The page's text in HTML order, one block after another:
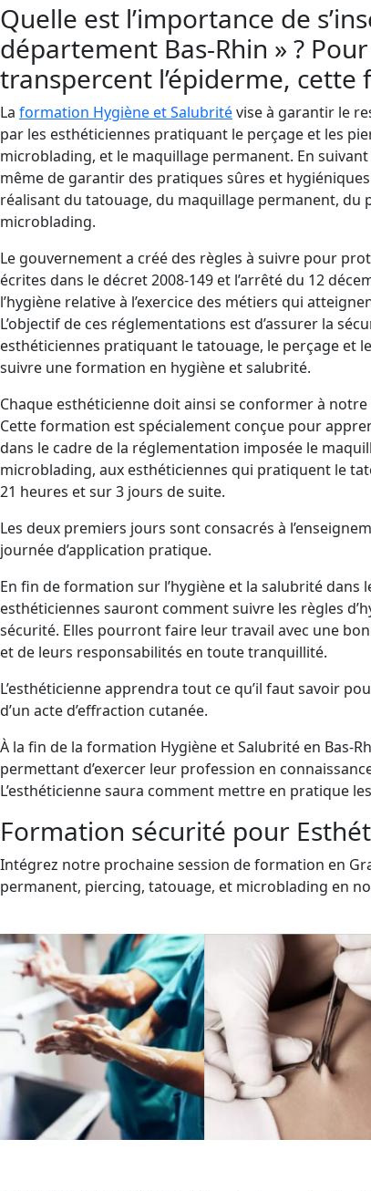
Quelle est l’importance de
département Bas-Rhin » ?
transpercent l’épiderme,
La formation Hygiène et Salubritévise à garantir le
par les esthéticiennes pratiquant le perçage et les
microblading, et le maquillage permanent. En
même de garantir des pratiques sûres et
réalisant du tatouage, du maquillage permanent, du
microblading.
Le gouvernement a créé des règles à suivre pour
écrites dans le décret 2008-149 et l’arrêté du 12
l’hygiène relative à l’exercice des métiers qui
L’objectif de ces réglementations est d’assurer la
esthéticiennes pratiquant le tatouage, le perçage et
suivre une formation en hygiène et salubrité.
Chaque esthéticienne doit ainsi se conformer à
Cette formation est spécialement conçue pour
dans le cadre de la réglementation imposée le
microblading, aux esthéticiennes qui pratiquent le
21 heures et sur 3 jours de suite.
Les deux premiers jours sont consacrés à
journée d’application pratique.
En fin de formation sur l’hygiène et la salubrité dans
esthéticiennes sauront comment suivre les règles
sécurité. Elles pourront faire leur travail avec une
et de leurs responsabilités en toute tranquillité.
L’esthéticienne apprendra tout ce qu’il faut savoir
d’un acte d’effraction cutanée.
À la fin de la formation Hygiène et Salubrité en Bas-
permettant d’exercer leur profession en
L’esthéticienne saura comment mettre en pratique
Formation sécurité pour
Intégrez notre prochaine session de formation en
permanent, piercing, tatouage, et microblading en